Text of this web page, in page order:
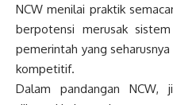
NCW menilai praktik
berpotensi merusak
pemerintah yang
kompetitif.
Dalam pandangan NCW,